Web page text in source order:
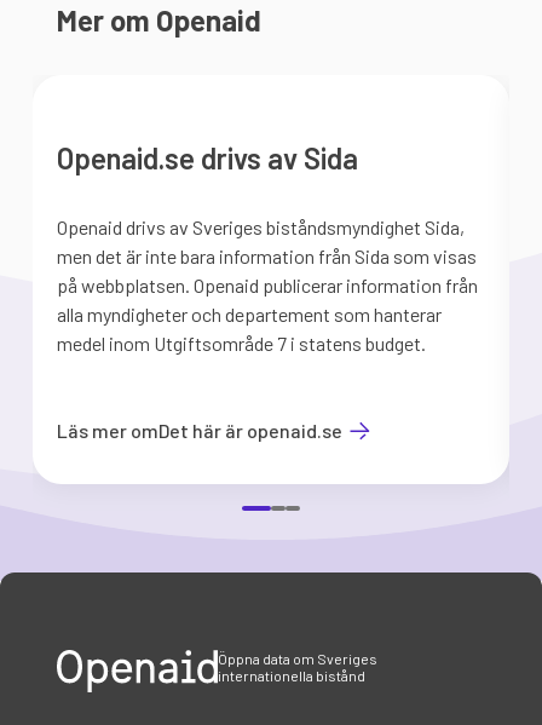
Mer om Openaid
Openaid.se drivs av Sida
Openaid drivs av Sveriges biståndsmyndighet Sida,
men det är inte bara information från Sida som visas
på webbplatsen. Openaid publicerar information från
alla myndigheter och departement som hanterar
medel inom Utgiftsområde 7 i statens budget.
Läs mer omDet här är openaid.se
Öppna data om Sveriges
internationella bistånd